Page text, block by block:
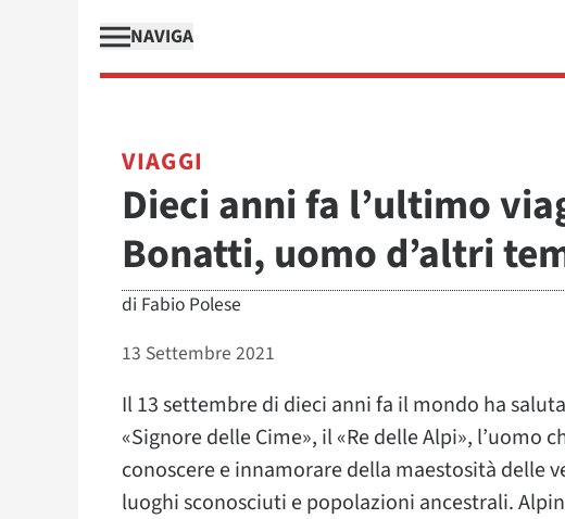
NAVIGA
VIAGGI
Dieci anni fa l’ultimo
Bonatti, uomo d’altri
di Fabio Polese
13 Settembre 2021
Il 13 settembre di dieci anni fa il mondo ha
«Signore delle Cime», il «Re delle Alpi», l’uomo
conoscere e innamorare della maestosità delle
luoghi sconosciuti e popolazioni ancestrali.